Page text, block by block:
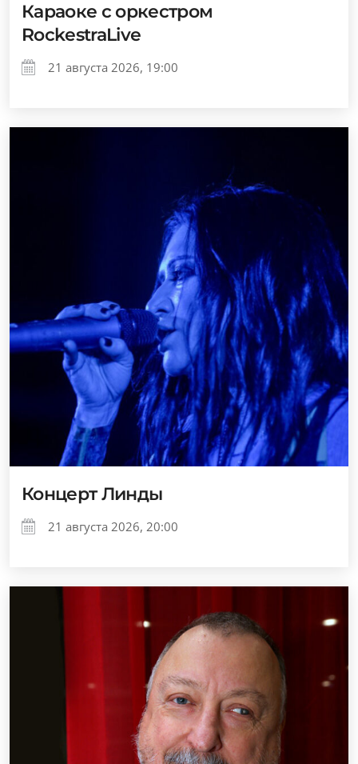
Караоке с оркестром
RockestraLive
21 августа 2026, 19:00
Концерт Линды
21 августа 2026, 20:00